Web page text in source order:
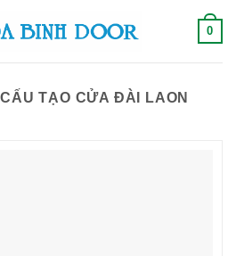
0
CẤU TẠO CỬA ĐÀI LAON